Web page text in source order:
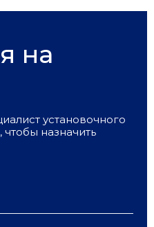
на
установочного
назначить